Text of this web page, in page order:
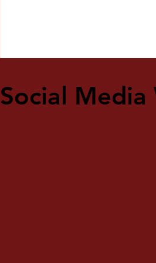
Social Media